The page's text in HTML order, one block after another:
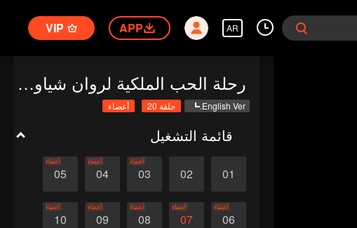
AR
APP
VIP
رحلة الحب الملكية لروان شياو فنغ
English Ver. حلقة 20 أعضاء
قائمة التشغيل
01
02
03
أعضاء
04
أعضاء
05
أعضاء
06
أعضاء
07
أعضاء
08
أعضاء
09
أعضاء
10
أعضاء